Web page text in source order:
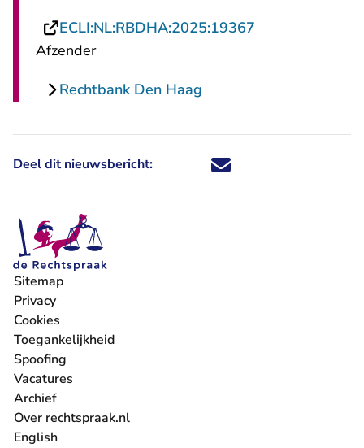
ECLI:NL:RBDHA:2025:19367
Afzender
Rechtbank Den Haag
Deel dit nieuwsbericht: Deel dit nieuwsbericht via X -
Deel dit nieuwsbericht via
Deel dit nieuwsbericht
Deel dit
Sitemap
Privacy
Cookies
Toegankelijkheid
Spoofing
Vacatures
- U verlaat Rechtspraak.nl
Archief
Over rechtspraak.nl
English